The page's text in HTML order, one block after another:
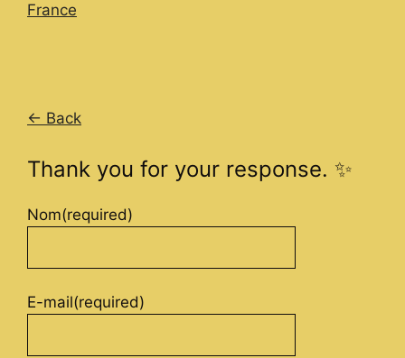
France
← Back
Thank you for your response. ✨
Nom(required)
E-mail(required)